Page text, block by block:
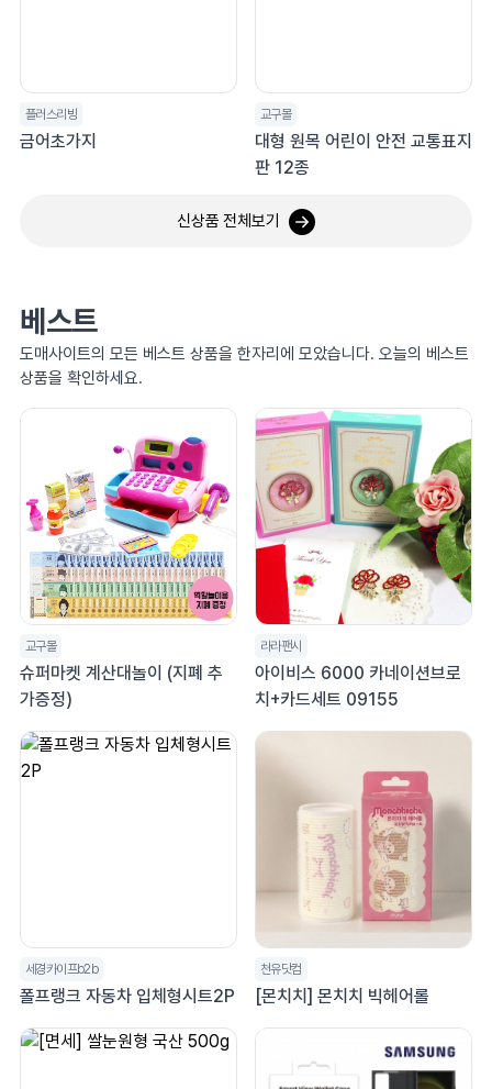
플러스리빙
금어초가지
교구몰
대형 원목 어린이 안전 교통표지
판 12종
신상품 전체보기
베스트
도매사이트의 모든 베스트 상품을 한자리에 모았습니다. 오늘의 베스트
상품을 확인하세요.
교구몰
슈퍼마켓 계산대놀이 (지폐 추
가증정)
라라팬시
아이비스 6000 카네이션브로
치+카드세트 09155
세경카이프b2b
폴프랭크 자동차 입체형시트2P
천유닷컴
[몬치치] 몬치치 빅헤어롤